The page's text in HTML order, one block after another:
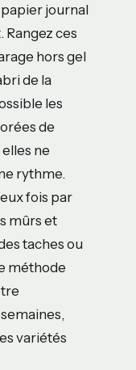
journal
ces
hors gel
de la
les
de
ne
rythme.
fois par
mûrs et
taches ou
méthode
variétés